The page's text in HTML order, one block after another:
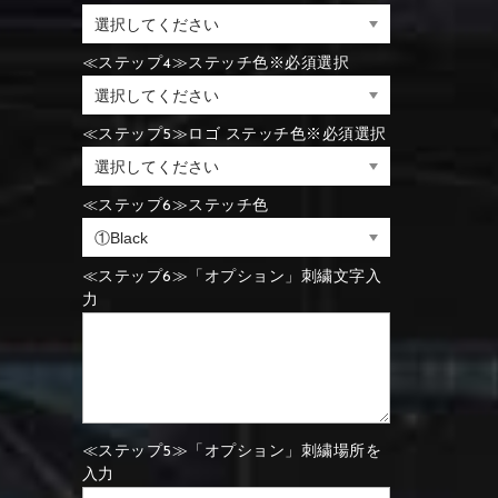
⑮Wine red ⑯Carbon
⑪Black
⑮Wine red ⑯Carbon
⑪Black ⑫Ivory
⑪Blue ⑫Aqua blue
⑮Rose pink ⑯White
⑪Blue ⑫Aqua blue
⑮Rose pink ⑯White
≪ステップ4≫ステッチ色※必須選択
≪ステップ5≫ロゴ ステッチ色※必須選択
≪ステップ6≫ステッチ色
≪ステップ6≫「オプション」刺繍文字入
力
≪ステップ5≫「オプション」刺繍場所を
入力